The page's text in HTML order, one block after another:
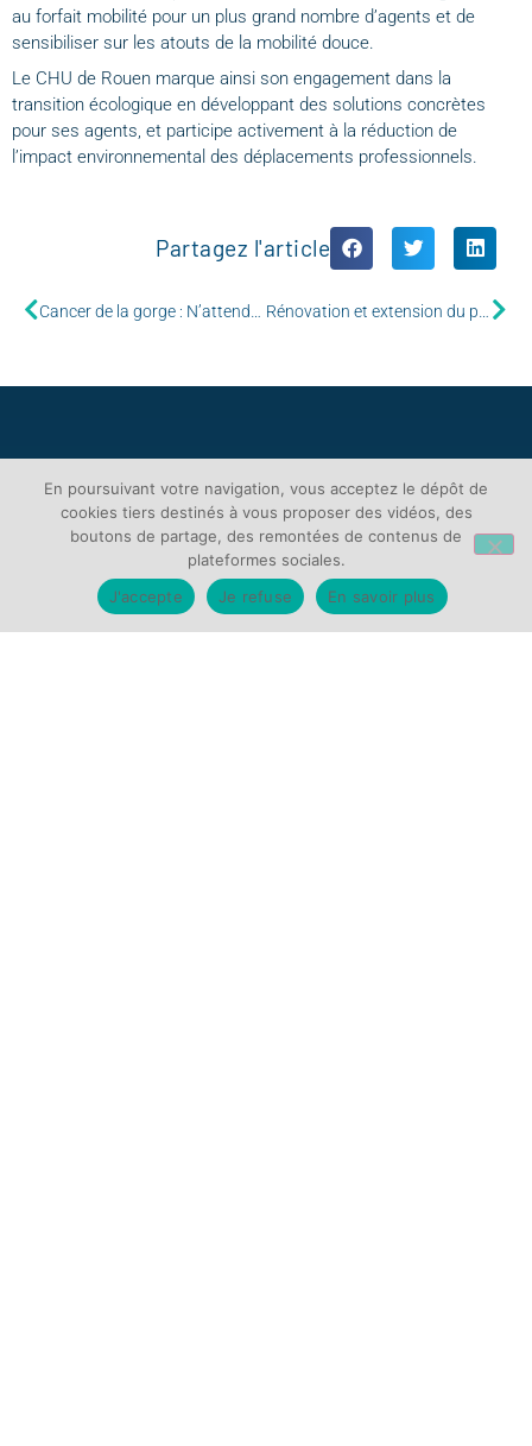
au forfait mobilité pour un plus grand nombre d’agents et de
sensibiliser sur les atouts de la mobilité douce.
Le CHU de Rouen marque ainsi son engagement dans la
transition écologique en développant des solutions concrètes
pour ses agents, et participe activement à la réduction de
l’impact environnemental des déplacements professionnels.
Partagez l'article
En poursuivant votre navigation, vous acceptez le dépôt de
cookies tiers destinés à vous proposer des vidéos, des
boutons de partage, des remontées de contenus de
plateformes sociales.
J'accepte
Je refuse En savoir plus